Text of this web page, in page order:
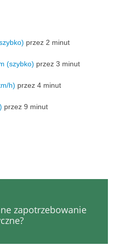
przez 2 minut
(szybko) przez 3 minut
h) przez 4 minut
przez 9 minut
zapotrzebowanie